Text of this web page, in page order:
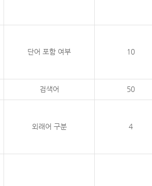
단어 포함 여부 10
검색어 50
외래어 구분 4